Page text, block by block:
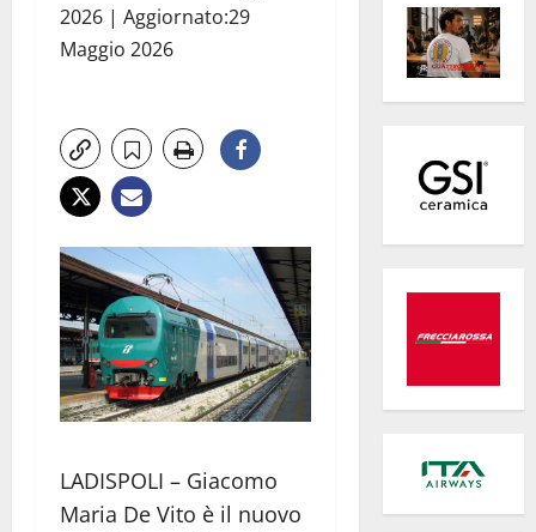
2026 | Aggiornato:29
Maggio 2026
LADISPOLI – Giacomo
Maria De Vito è il nuovo